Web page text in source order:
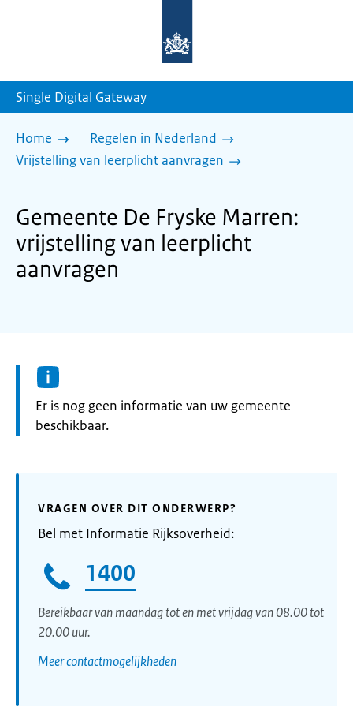
homepage
Single Digital Gateway
Home
Regelen in Nederland
Vrijstelling van leerplicht aanvragen
Gemeente De Fryske Marren:
vrijstelling van leerplicht
aanvragen
Informatie:
Er is nog geen informatie van uw gemeente
beschikbaar.
VRAGEN OVER DIT ONDERWERP?
Bel met Informatie Rijksoverheid:
1400
Bereikbaar van maandag tot en met vrijdag van 08.00 tot
20.00 uur.
Meer contactmogelijkheden